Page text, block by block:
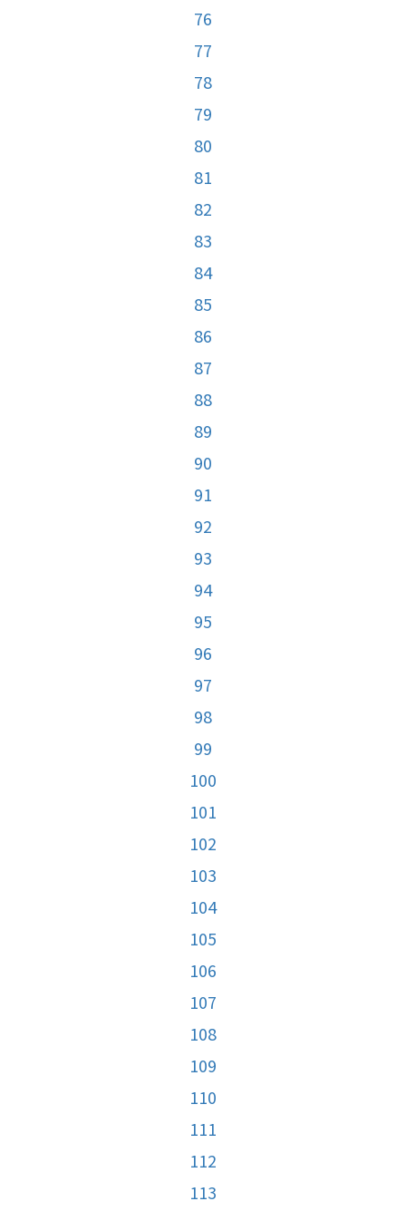
76
77
78
79
80
81
82
83
84
85
86
87
88
89
90
91
92
93
94
95
96
97
98
99
100
101
102
103
104
105
106
107
108
109
110
111
112
113